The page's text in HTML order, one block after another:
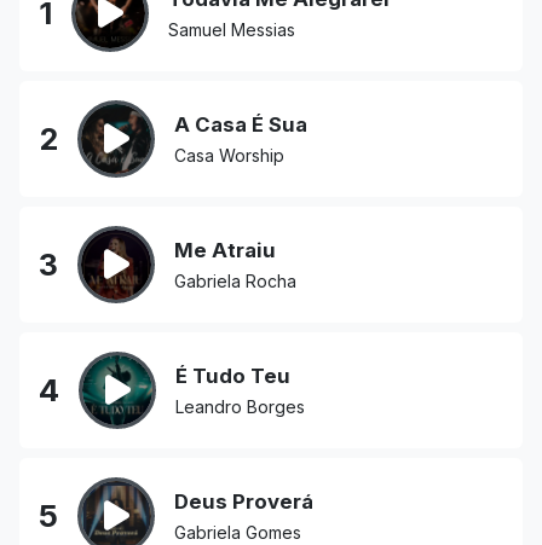
1 Samuel Messias
2 A Casa É Sua
Casa Worship
3 Me Atraiu
Gabriela Rocha
4 É Tudo Teu
Leandro Borges
5 Deus Proverá
Gabriela Gomes